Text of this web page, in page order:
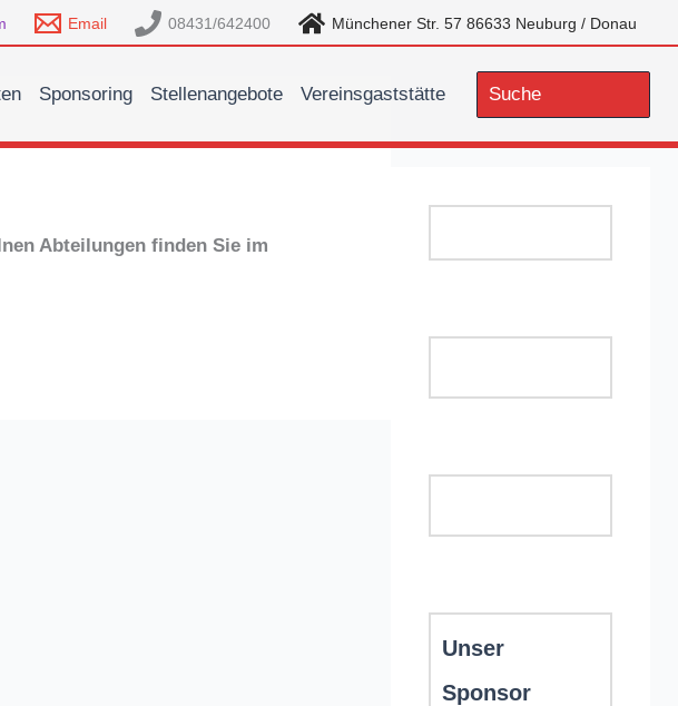
Email 08431/642400 Münchener Str. 57 86633 Neuburg / Donau
Sponsoring Stellenangebote Vereinsgaststätte
Search
for:
Abteilungen finden Sie im
Unser
Sponsor